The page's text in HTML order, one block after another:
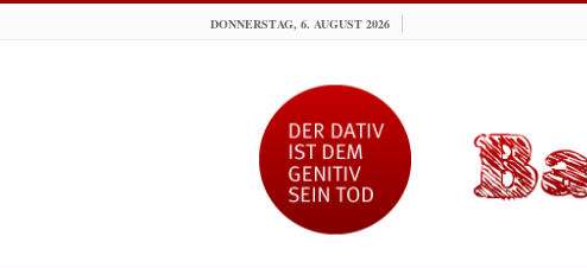
DONNERSTAG, 6. AUGUST 2026